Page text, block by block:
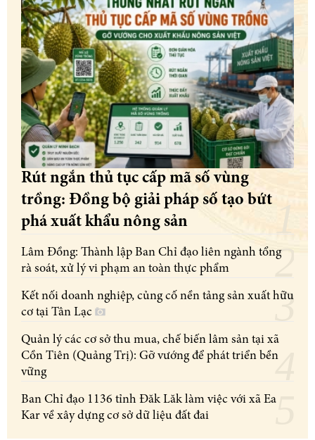
Rút ngắn thủ tục cấp mã số vùng
trồng: Đồng bộ giải pháp số tạo bứt
phá xuất khẩu nông sản
Lâm Đồng: Thành lập Ban Chỉ đạo liên ngành tổng
rà soát, xử lý vi phạm an toàn thực phẩm
Kết nối doanh nghiệp, củng cố nền tảng sản xuất hữu
cơ tại Tân Lạc
Quản lý các cơ sở thu mua, chế biến lâm sản tại xã
Cồn Tiên (Quảng Trị): Gỡ vướng để phát triển bền
vững
Ban Chỉ đạo 1136 tỉnh Đăk Lăk làm việc với xã Ea
Kar về xây dựng cơ sở dữ liệu đất đai